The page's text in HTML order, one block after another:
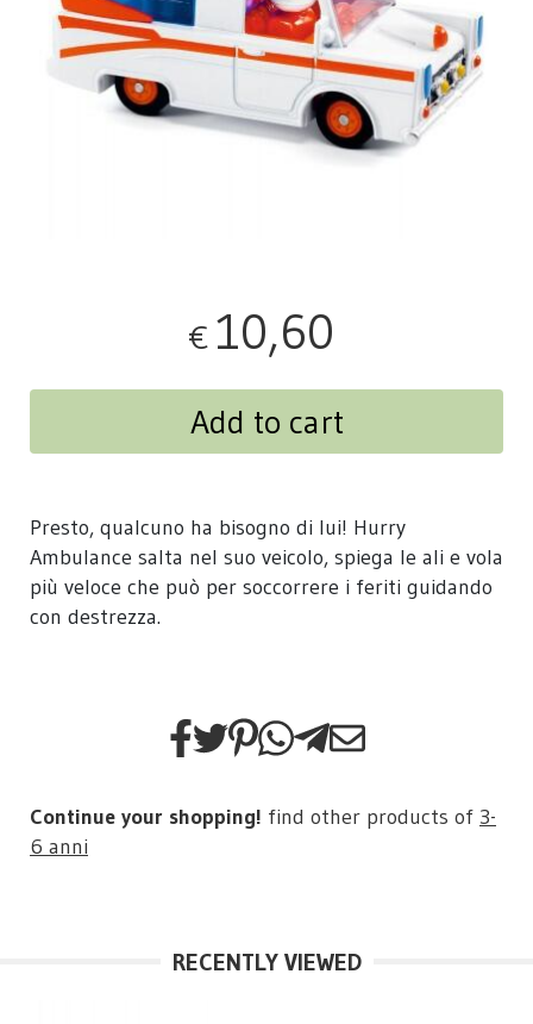
€ 10,60
Add to cart
Presto, qualcuno ha bisogno di lui! Hurry
Ambulance salta nel suo veicolo, spiega le ali e vola
più veloce che può per soccorrere i feriti guidando
con destrezza.
Continue your shopping! find other products of 3-
6 anni
RECENTLY VIEWED